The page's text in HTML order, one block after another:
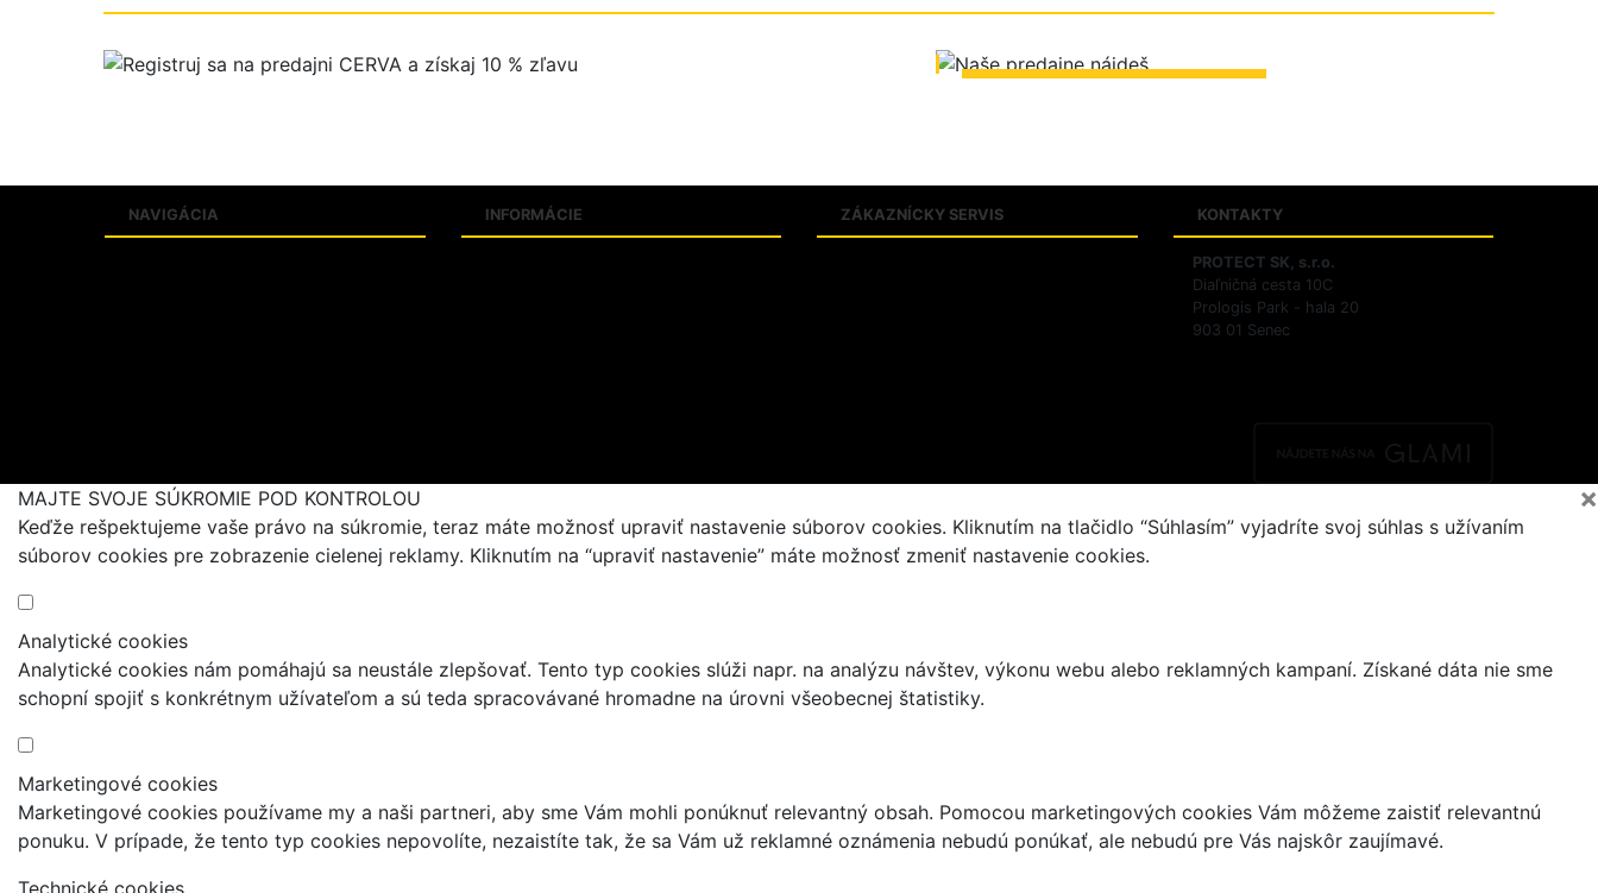
NAVIGÁCIA INFORMÁCIE ZÁKAZNÍCKY SERVIS KONTAKTY
PROTECT SK, s.r.o.
Diaľničná cesta 10C
Prologis Park - hala 20
903 01 Senec
×
MAJTE SVOJE SÚKROMIE POD KONTROLOU
Keďže rešpektujeme vaše právo na súkromie, teraz máte možnosť upraviť nastavenie súborov cookies. Kliknutím na tlačidlo “Súhlasím” vyjadríte svoj súhlas s užívaním
súborov cookies pre zobrazenie cielenej reklamy. Kliknutím na “upraviť nastavenie” máte možnosť zmeniť nastavenie cookies.
Analytické cookies
Analytické cookies nám pomáhajú sa neustále zlepšovať. Tento typ cookies slúži napr. na analýzu návštev, výkonu webu alebo reklamných kampaní. Získané dáta nie sme
schopní spojiť s konkrétnym užívateľom a sú teda spracovávané hromadne na úrovni všeobecnej štatistiky.
Marketingové cookies
Marketingové cookies používame my a naši partneri, aby sme Vám mohli ponúknuť relevantný obsah. Pomocou marketingových cookies Vám môžeme zaistiť relevantnú
ponuku. V prípade, že tento typ cookies nepovolíte, nezaistíte tak, že sa Vám už reklamné oznámenia nebudú ponúkať, ale nebudú pre Vás najskôr zaujímavé.
Technické cookies